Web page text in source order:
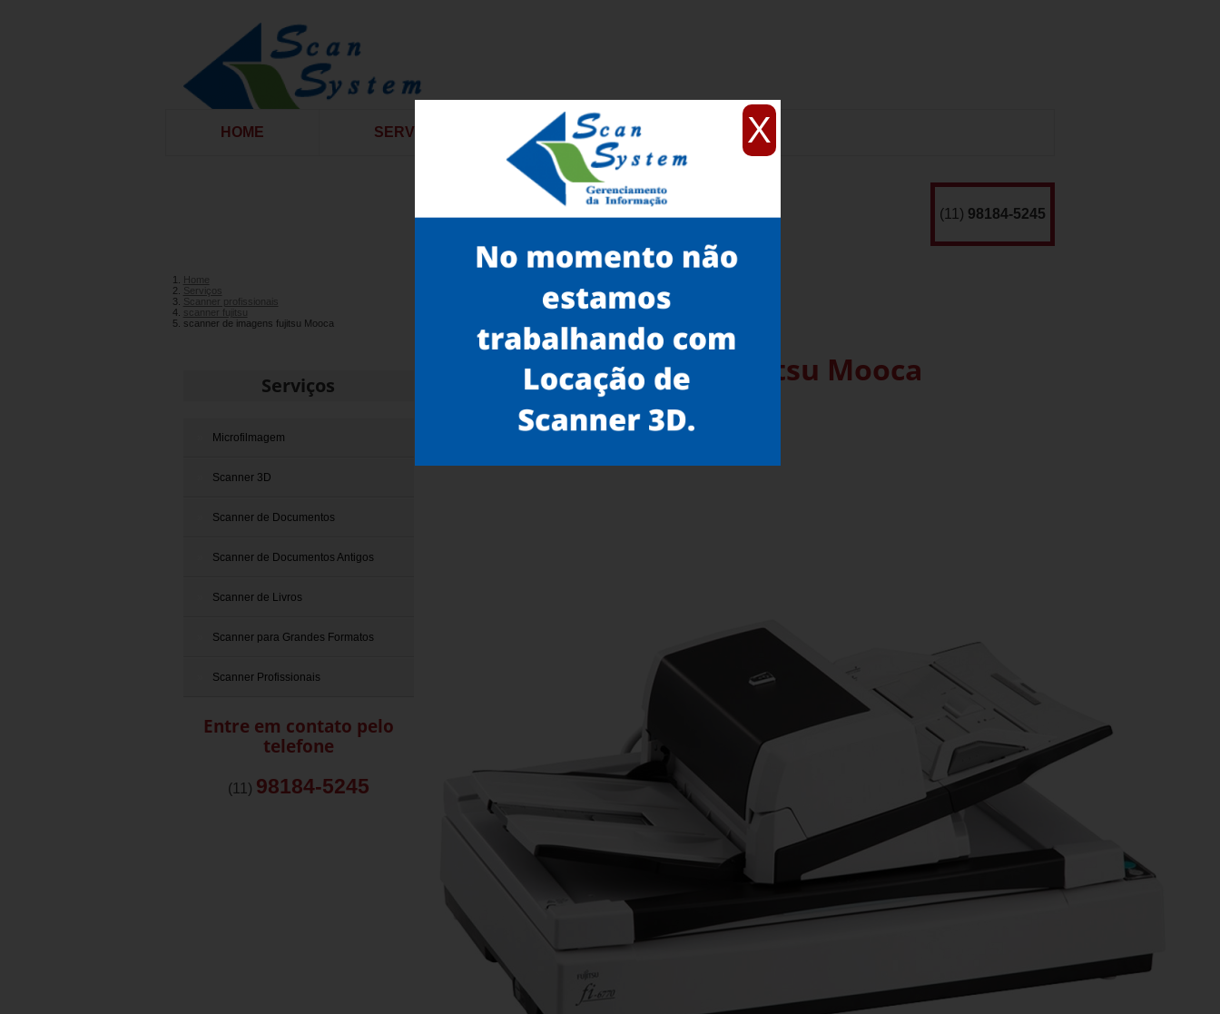
X
HOME SERVIÇOS CONTATO
(11) 98184-5245
Home
Serviços
Scanner profissionais
scanner fujitsu
scanner de imagens fujitsu Mooca
Serviços
Microfilmagem
Scanner 3D
Scanner de Documentos
Scanner de Documentos Antigos
Scanner de Livros
Scanner para Grandes Formatos
Scanner Profissionais
Entre em contato pelo
telefone
(11) 98184-5245
Scanner de Imagens Fujitsu Mooca
Gostou? compartilhe!